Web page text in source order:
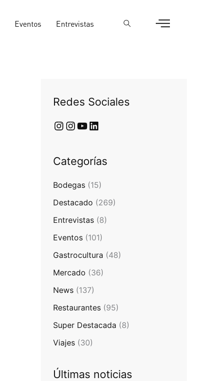
Eventos Entrevistas
Redes Sociales
Categorías
Bodegas (15)
Destacado (269)
Entrevistas (8)
Eventos (101)
Gastrocultura (48)
Mercado (36)
News (137)
Restaurantes (95)
Super Destacada (8)
Viajes (30)
Últimas noticias